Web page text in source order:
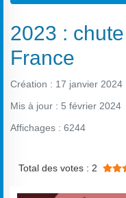
2023 :
France
Création : 17 janvier 2024
Mis à jour : 5 février 2024
Affichages : 6244
Total des votes : 2